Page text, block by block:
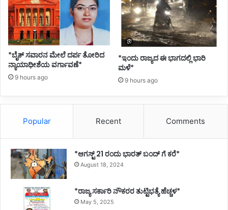
*ಬೈಕ್ ಸವಾರನ ಮೇಲೆ ದರ್ಪ ತೋರಿದ
ನ್ಯಾಯಾಧೀಶೆಯ ವರ್ಗಾವಣೆ*
9 hours ago
*ಇಂದು ರಾಜ್ಯದ ಈ ಭಾಗದಲ್ಲಿ ಭಾರಿ
ಮಳೆ*
9 hours ago
Popular Recent Comments
*ಆಗಸ್ಟ್ 21 ರಂದು ಭಾರತ್‌ ಬಂದ್‌ ಗೆ ಕರೆ*
August 18, 2024
*ರಾಜ್ಯ ಸರ್ಕಾರಿ ನೌಕರರ ತುಟ್ಟಿಭತ್ಯೆ ಹೆಚ್ಚಳ*
May 5, 2025